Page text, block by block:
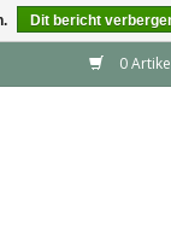
0
Dit bericht